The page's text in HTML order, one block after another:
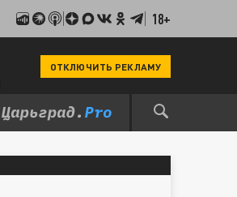
18+
ОТКЛЮЧИТЬ РЕКЛАМУ